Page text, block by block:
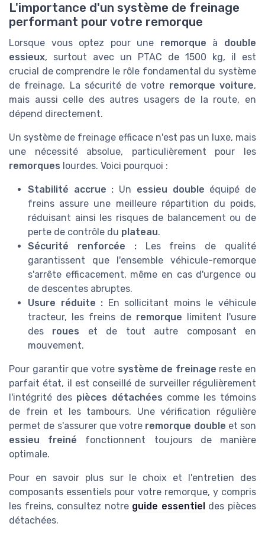
L'importance d'un système de freinage
performant pour votre remorque
Lorsque vous optez pour une remorque à double
essieux, surtout avec un PTAC de 1500 kg, il est
crucial de comprendre le rôle fondamental du système
de freinage. La sécurité de votre remorque voiture,
mais aussi celle des autres usagers de la route, en
dépend directement.
Un système de freinage efficace n'est pas un luxe, mais
une nécessité absolue, particulièrement pour les
remorques lourdes. Voici pourquoi :
Stabilité accrue : Un essieu double équipé de
freins assure une meilleure répartition du poids,
réduisant ainsi les risques de balancement ou de
perte de contrôle du plateau.
Sécurité renforcée :Les freins de qualité
garantissent que l'ensemble véhicule-remorque
s'arrête efficacement, même en cas d'urgence ou
de descentes abruptes.
Usure réduite : En sollicitant moins le véhicule
tracteur, les freins de remorque limitent l'usure
des roues et de tout autre composant en
mouvement.
Pour garantir que votre système de freinage reste en
parfait état, il est conseillé de surveiller régulièrement
l'intégrité des pièces détachées comme les témoins
de frein et les tambours. Une vérification régulière
permet de s'assurer que votre remorque double et son
essieu freiné fonctionnent toujours de manière
optimale.
Pour en savoir plus sur le choix et l'entretien des
composants essentiels pour votre remorque, y compris
les freins, consultez notre guide essentiel des pièces
détachées.